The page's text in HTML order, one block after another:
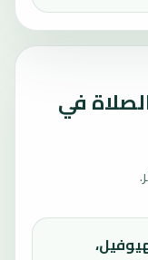
في